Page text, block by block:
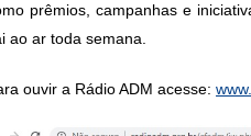
prêmios, campanhas e
ao ar toda semana.
ouvir a Rádio ADM acesse: